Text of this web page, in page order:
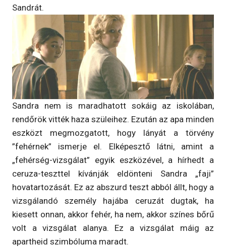
Sandrát.
Sandra nem is maradhatott sokáig az iskolában,
rendőrök vitték haza szüleihez. Ezután az apa minden
eszközt megmozgatott, hogy lányát a törvény
”fehérnek” ismerje el. Elképesztő látni, amint a
„fehérség-vizsgálat” egyik eszközével, a hírhedt a
ceruza-teszttel kívánják eldönteni Sandra „faji”
hovatartozását. Ez az abszurd teszt abból állt, hogy a
vizsgálandó személy hajába ceruzát dugtak, ha
kiesett onnan, akkor fehér, ha nem, akkor színes bőrű
volt a vizsgálat alanya. Ez a vizsgálat máig az
apartheid szimbóluma maradt.